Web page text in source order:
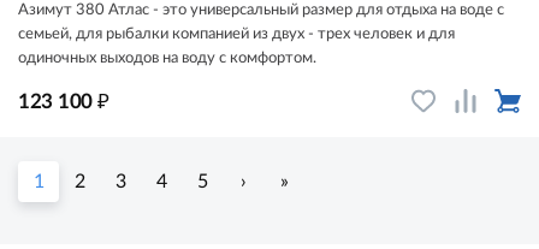
Азимут 380 Атлас - это универсальный размер для отдыха на воде с
семьей, для рыбалки компанией из двух - трех человек и для
одиночных выходов на воду с комфортом.
123 100 ₽
1 2 3 4 5 › »